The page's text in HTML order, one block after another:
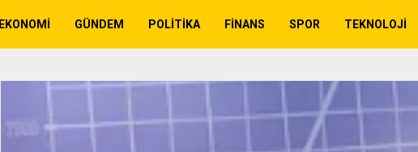
EKONOMI GÜNDEM POLITIKA FINANS SPOR TEKNOLOJI